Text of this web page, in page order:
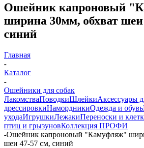
Ошейник капроновый
ширина 30мм, обхват шеи
синий
Главная
-
Каталог
-
Ошейники для собак
ЛакомстваПоводкиШлейкиАксессуары
дрессировкиНамордникиОдежда и обувь
уходаИгрушкиЛежакиПереноски и
птиц и грызуновКоллекция ПРОФИ
-Ошейник капроновый "Камуфляж"
шеи 47-57 см, синий